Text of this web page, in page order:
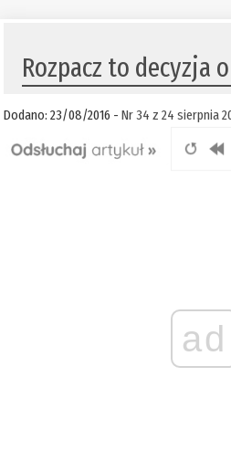
Rozpacz to decyzja
Dodano: 23/08/2016 -Nr 34 z 24 sierpnia
ad